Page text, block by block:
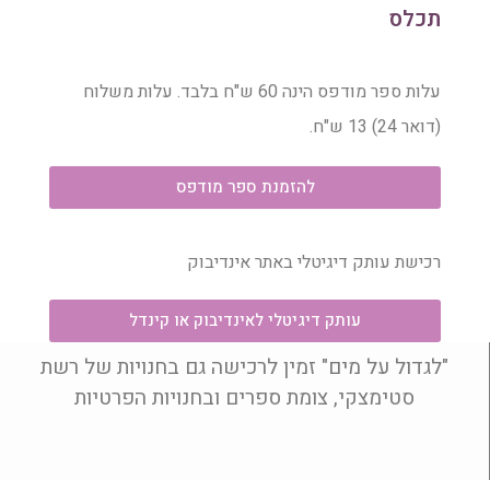
תכלס
עלות ספר מודפס הינה 60 ש"ח בלבד. עלות משלוח
(דואר 24) 13 ש"ח.
להזמנת ספר מודפס
רכישת עותק דיגיטלי באתר אינדיבוק
עותק דיגיטלי לאינדיבוק או קינדל
"לגדול על מים" זמין לרכישה גם בחנויות של רשת
סטימצקי, צומת ספרים ובחנויות הפרטיות